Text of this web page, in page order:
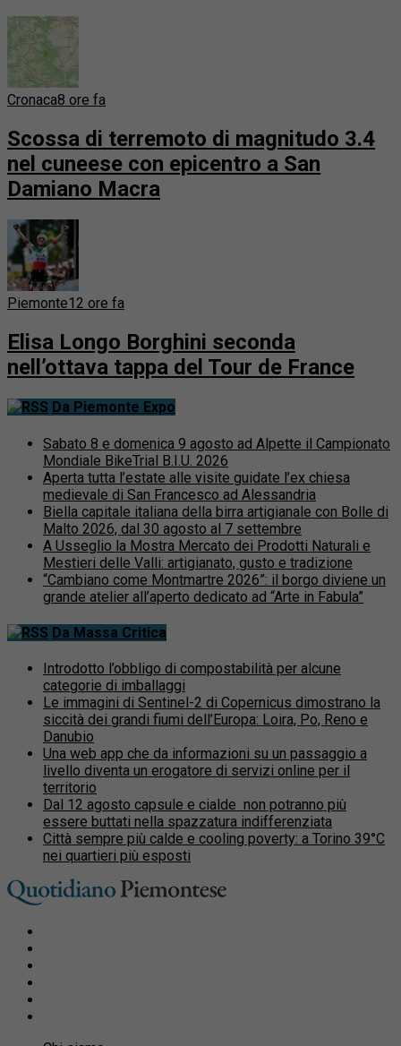
Cronaca8 ore fa
Scossa di terremoto di magnitudo 3.4
nel cuneese con epicentro a San
Damiano Macra
Piemonte12 ore fa
Elisa Longo Borghini seconda
nell’ottava tappa del Tour de France
Da Piemonte Expo
Sabato 8 e domenica 9 agosto ad Alpette il Campionato
Mondiale BikeTrial B.I.U. 2026
Aperta tutta l’estate alle visite guidate l’ex chiesa
medievale di San Francesco ad Alessandria
Biella capitale italiana della birra artigianale con Bolle di
Malto 2026, dal 30 agosto al 7 settembre
A Usseglio la Mostra Mercato dei Prodotti Naturali e
Mestieri delle Valli: artigianato, gusto e tradizione
“Cambiano come Montmartre 2026”: il borgo diviene un
grande atelier all’aperto dedicato ad “Arte in Fabula”
Da Massa Critica
Introdotto l’obbligo di compostabilità per alcune
categorie di imballaggi
Le immagini di Sentinel-2 di Copernicus dimostrano la
siccità dei grandi fiumi dell’Europa: Loira, Po, Reno e
Danubio
Una web app che da informazioni su un passaggio a
livello diventa un erogatore di servizi online per il
territorio
Dal 12 agosto capsule e cialde non potranno più
essere buttati nella spazzatura indifferenziata
Città sempre più calde e cooling poverty: a Torino 39°C
nei quartieri più esposti